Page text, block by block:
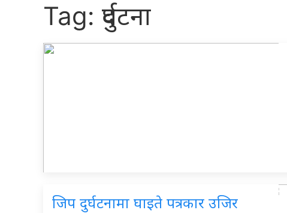
Tag: दुर्घटना
जिप दुर्घटनामा घाइते पत्रकार उजिर